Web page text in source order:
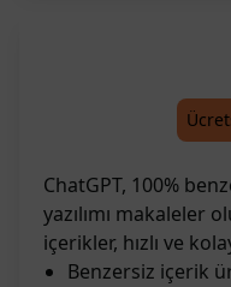
ChatGPT, 100%
yazılımı makaleler
içerikler, hızlı ve
Benzersiz içerik